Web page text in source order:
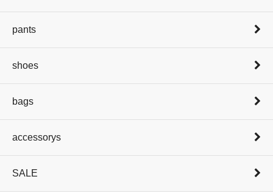
pants
shoes
bags
accessorys
SALE